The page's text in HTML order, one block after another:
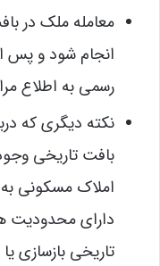
معامله ملک در
انجام شود و پس
رسمی به اطلاع
نکته دیگری که
بافت تاریخی
املاک مسکونی
دارای محدودیت
تاریخی بازسازی